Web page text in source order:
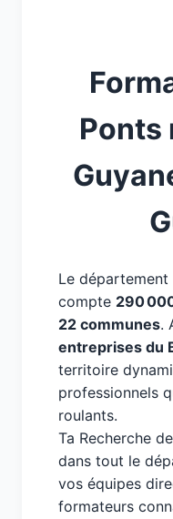
Ponts
Le département
compte 290
22 communes.
entreprises du
territoire
professionnels
roulants.
Ta Recherche
dans tout le
vos équipes
formateurs